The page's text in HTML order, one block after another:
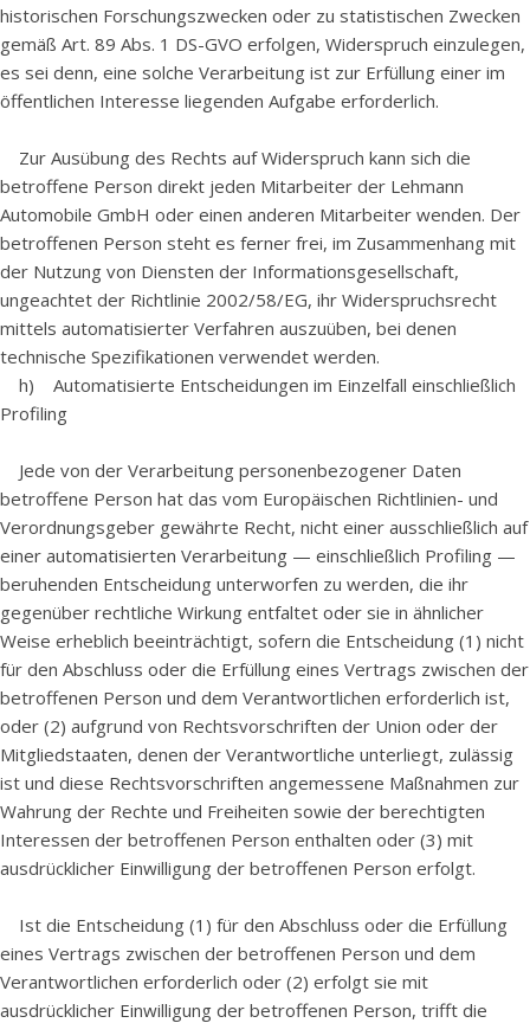
historischen Forschungszwecken oder zu statistischen Zwecken
gemäß Art. 89 Abs. 1 DS-GVO erfolgen, Widerspruch einzulegen,
es sei denn, eine solche Verarbeitung ist zur Erfüllung einer im
öffentlichen Interesse liegenden Aufgabe erforderlich.
Zur Ausübung des Rechts auf Widerspruch kann sich die
betroffene Person direkt jeden Mitarbeiter der Lehmann
Automobile GmbH oder einen anderen Mitarbeiter wenden. Der
betroffenen Person steht es ferner frei, im Zusammenhang mit
der Nutzung von Diensten der Informationsgesellschaft,
ungeachtet der Richtlinie 2002/58/EG, ihr Widerspruchsrecht
mittels automatisierter Verfahren auszuüben, bei denen
technische Spezifikationen verwendet werden.
h) Automatisierte Entscheidungen im Einzelfall einschließlich
Profiling
Jede von der Verarbeitung personenbezogener Daten
betroffene Person hat das vom Europäischen Richtlinien- und
Verordnungsgeber gewährte Recht, nicht einer ausschließlich auf
einer automatisierten Verarbeitung — einschließlich Profiling —
beruhenden Entscheidung unterworfen zu werden, die ihr
gegenüber rechtliche Wirkung entfaltet oder sie in ähnlicher
Weise erheblich beeinträchtigt, sofern die Entscheidung (1) nicht
für den Abschluss oder die Erfüllung eines Vertrags zwischen der
betroffenen Person und dem Verantwortlichen erforderlich ist,
oder (2) aufgrund von Rechtsvorschriften der Union oder der
Mitgliedstaaten, denen der Verantwortliche unterliegt, zulässig
ist und diese Rechtsvorschriften angemessene Maßnahmen zur
Wahrung der Rechte und Freiheiten sowie der berechtigten
Interessen der betroffenen Person enthalten oder (3) mit
ausdrücklicher Einwilligung der betroffenen Person erfolgt.
Ist die Entscheidung (1) für den Abschluss oder die Erfüllung
eines Vertrags zwischen der betroffenen Person und dem
Verantwortlichen erforderlich oder (2) erfolgt sie mit
ausdrücklicher Einwilligung der betroffenen Person, trifft die